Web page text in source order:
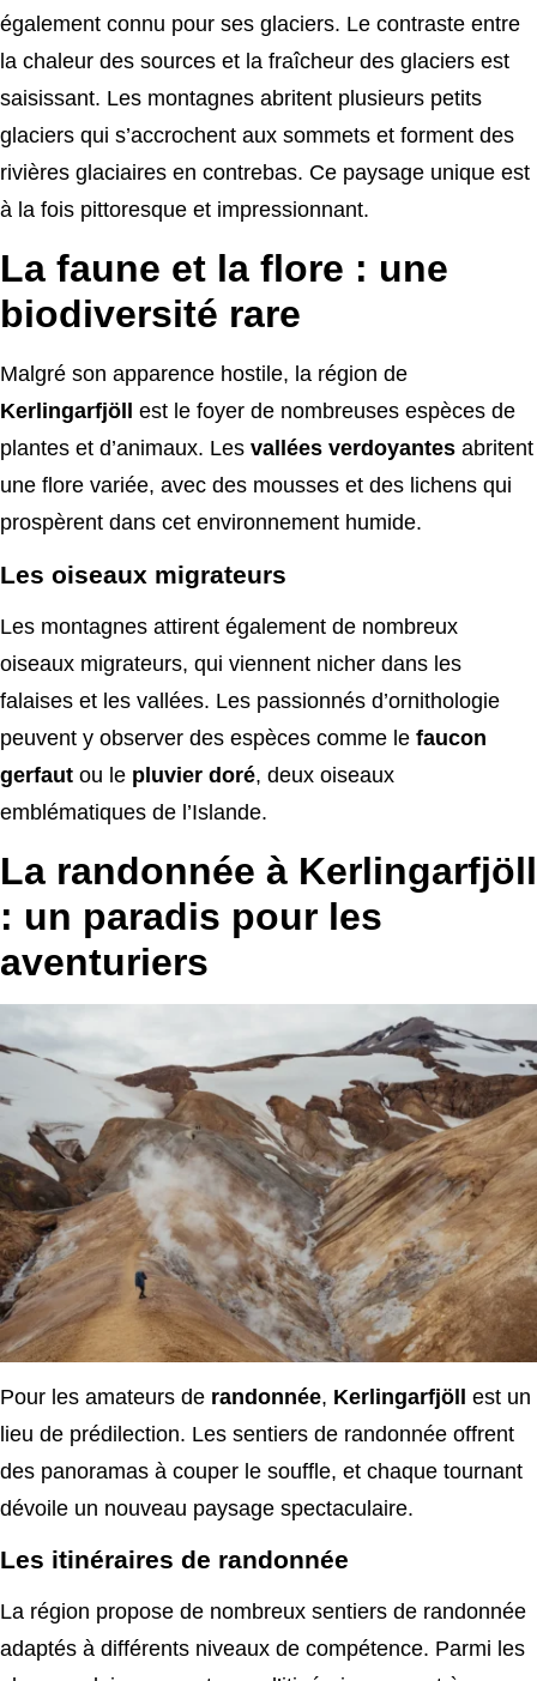
également connu pour ses glaciers. Le contraste entre
la chaleur des sources et la fraîcheur des glaciers est
saisissant. Les montagnes abritent plusieurs petits
glaciers qui s’accrochent aux sommets et forment des
rivières glaciaires en contrebas. Ce paysage unique est
à la fois pittoresque et impressionnant.
La faune et la flore : une
biodiversité rare
Malgré son apparence hostile, la région de
Kerlingarfjöll
est le foyer de nombreuses espèces de
plantes et d’animaux. Les vallées verdoyantes abritent
une flore variée, avec des mousses et des lichens qui
prospèrent dans cet environnement humide.
Les oiseaux migrateurs
Les montagnes attirent également de nombreux
oiseaux migrateurs, qui viennent nicher dans les
falaises et les vallées. Les passionnés d’ornithologie
peuvent y observer des espèces comme le faucon
gerfaut ou le pluvier doré, deux oiseaux
emblématiques de l’Islande.
La randonnée à Kerlingarfjöll
: un paradis pour les
aventuriers
Pour les amateurs de randonnée, Kerlingarfjöll
est un
lieu de prédilection. Les sentiers de randonnée offrent
des panoramas à couper le souffle, et chaque tournant
dévoile un nouveau paysage spectaculaire.
Les itinéraires de randonnée
La région propose de nombreux sentiers de randonnée
adaptés à différents niveaux de compétence. Parmi les